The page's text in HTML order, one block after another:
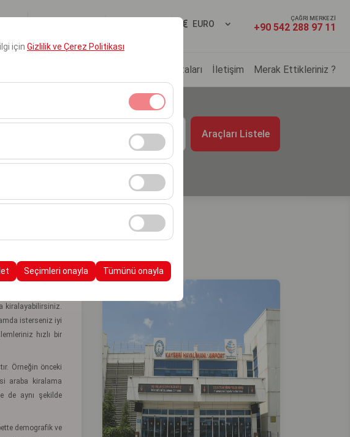
için Gizlilik ve Çerez Politikası
işlevler için gereklidir. Devre dışı
sayfalar, kullanıcı davranışları) analiz
sürekli iyileştirmek için kullanılır.
ve reklam kampanyalarımızın
Seçimleri onayla Tümünü onayla
EURO
ÇAĞRI MERKEZİ
+90 542 288 97 11
Kiralama Noktaları İletişim Merak Ettikleriniz ?
09:00 Araçları Listele
kiralayabilirsiniz.
isterseniz iyi
hızlı bir
Örneğin önceki
araba kiralama
de aynı şekilde
demografik ve